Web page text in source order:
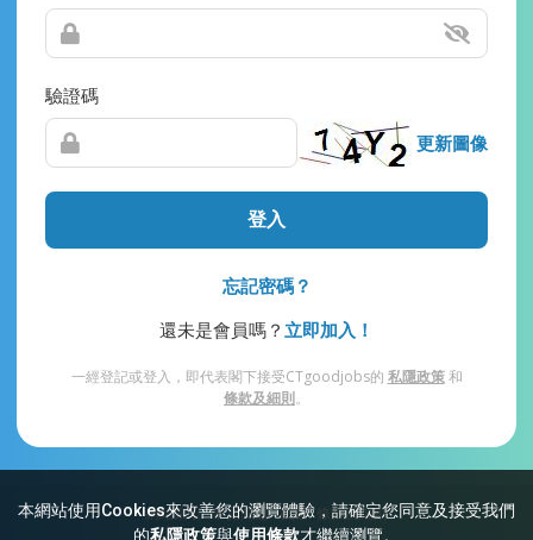
本網站使用Cookies來改善您的瀏覽體驗，請確定您同意及接受我們
的私隱政策與使用條款才繼續瀏覽。
驗證碼
更新圖像
登入
忘記密碼？
還未是會員嗎？ 立即加入！
一經登記或登入，即代表閣下接受CTgoodjobs的 私隱政策和
條款及細則。
網站索引 常見問題 私隱 條款及細則